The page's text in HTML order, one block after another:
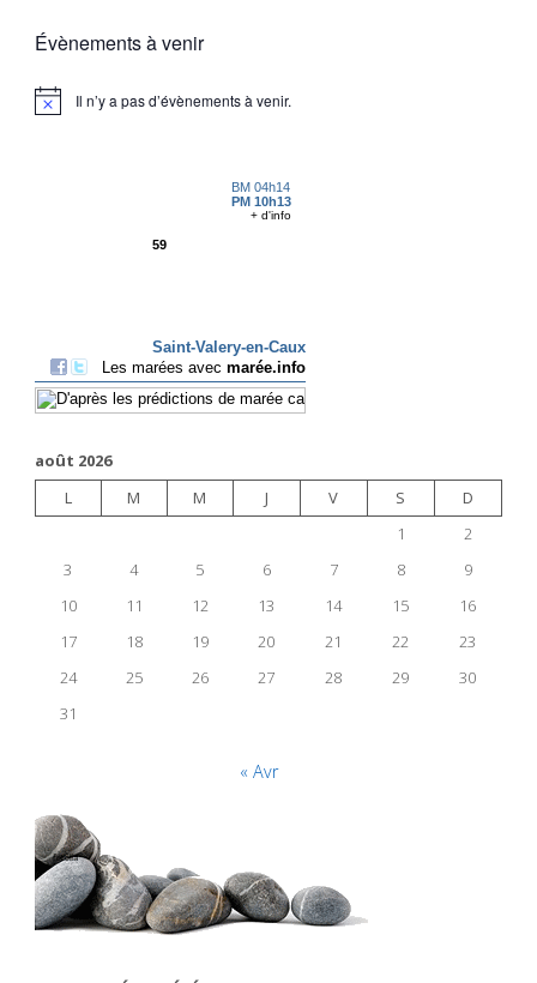
Évènements à venir
Il n’y a pas d’évènements à venir.
août 2026
L
M M J V S
D
1
2
3
4 5 6 7 8
9
10
11 12 13 14 15
16
17
18 19 20 21 22
23
24
25 26 27 28 29
30
31
« Avr